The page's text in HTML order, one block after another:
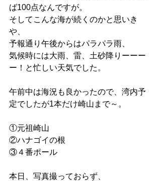
ば100点なんですが。
そしてこんな海が続くのかと思いき
や、
予報通り午後からはパラパラ雨、
気候時には大雨、雷、土砂降りーーー
ー！と忙しい天気でした。
午前中は海況も良かったので、湾内予
定でしたが1本だけ崎山まで～。
①元祖崎山
②ハナゴイの根
③４番ポール
本日、写真撮っておらず、